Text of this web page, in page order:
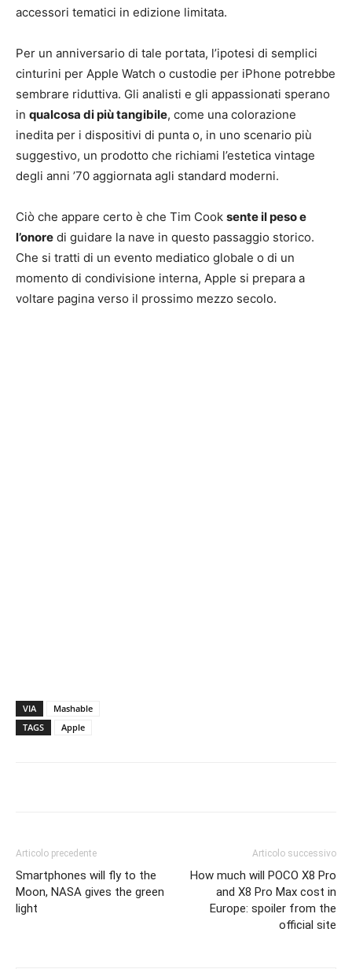
accessori tematici in edizione limitata.
Per un anniversario di tale portata, l’ipotesi di semplici
cinturini per Apple Watch o custodie per iPhone potrebbe
sembrare riduttiva. Gli analisti e gli appassionati sperano
in qualcosa di più tangibile, come una colorazione
inedita per i dispositivi di punta o, in uno scenario più
suggestivo, un prodotto che richiami l’estetica vintage
degli anni ’70 aggiornata agli standard moderni.
Ciò che appare certo è che Tim Cook sente il peso e
l’onore di guidare la nave in questo passaggio storico.
Che si tratti di un evento mediatico globale o di un
momento di condivisione interna, Apple si prepara a
voltare pagina verso il prossimo mezzo secolo.
VIA
Mashable
TAGS
Apple
Articolo precedente
Smartphones will fly to the
Moon, NASA gives the green
light
Articolo successivo
How much will POCO X8 Pro
and X8 Pro Max cost in
Europe: spoiler from the
official site